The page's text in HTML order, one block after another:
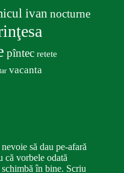
ivan nocturne
pîntec retete
vacanta
să dau pe-afară
că vorbele odată
în bine. Scriu